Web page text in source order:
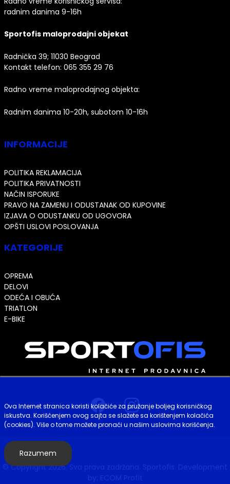
radnim danima 9-16h
Sportofis maloprodajni objekat
Radnička 39; 11030 Beograd
Kontakt telefon: 065 355 29 76
Radno vreme maloprodajnog objekta:
Radnim danima 10-20h, subotom 10-16h
INFORMACIJE
POLITIKA REKLAMACIJA
POLITIKA PRIVATNOSTI
NAČIN ISPORUKE
PRAVO NA ZAMENU I ODUSTANAK OD KUPOVINE
IZJAVA O ODUSTANKU OD UGOVORA
OPŠTI USLOVI POSLOVANJA
KATEGORIJE
OPREMA
DELOVI
ODEĆA I OBUĆA
TRIATLON
E-BIKE
© Copyright 2026. Sva prava zadržana. Sportofis. Development
Ova Internet stranica koristi kolačiće za pružanje boljeg korisničkog
iskustva. Korišćenjem ovog sajta se slažete sa korištenjem kolačića
(cookies). Više o tome možete pronaći u našim uslovima korišćenja.
Razumem